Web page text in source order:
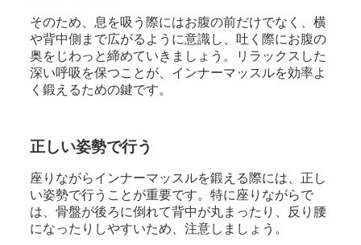
そのため、息を吸う際にはお腹の前だけでなく、横
や背中側まで広がるように意識し、吐く際にお腹の
奥をじわっと締めていきましょう。リラックスした
深い呼吸を保つことが、インナーマッスルを効率よ
く鍛えるための鍵です。
正しい姿勢で行う
座りながらインナーマッスルを鍛える際には、正し
い姿勢で行うことが重要です。特に座りながらで
は、骨盤が後ろに倒れて背中が丸まったり、反り腰
になったりしやすいため、注意しましょう。